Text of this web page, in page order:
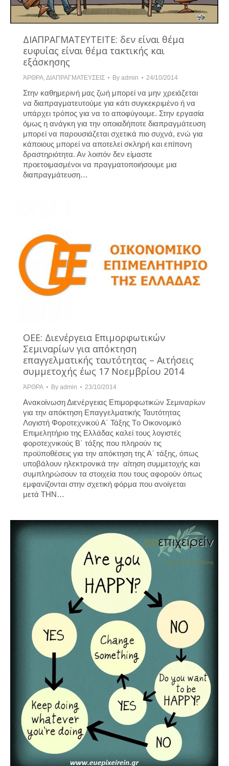
ΔΙΑΠΡΑΓΜΑΤΕΥΤΕΙΤΕ: δεν είναι θέμα
ευφυίας είναι θέμα τακτικής και
εξάσκησης
ΆΡΘΡΑ,ΔΙΑΠΡΑΓΜΑΤΕΥΣΕΙΣ By admin 24/10/2014
Στην καθημερινή μας ζωή μπορεί να μην χρειάζεται
να διαπραγματευτούμε για κάτι συγκεκριμένο ή να
υπάρχει τρόπος για να το αποφύγουμε. Στην εργασία
όμως η ανάγκη για την οποιαδήποτε διαπραγμάτευση
μπορεί να παρουσιάζεται σχετικά πιο συχνά, ενώ για
κάποιους μπορεί να αποτελεί σκληρή και επίπονη
δραστηριότητα. Αν λοιπόν δεν είμαστε
προετοιμασμένοι να πραγματοποιήσουμε μια
διαπραγμάτευση…
ΟΕΕ: Διενέργεια Επιμορφωτικών
Σεμιναρίων για απόκτηση
επαγγελματικής ταυτότητας – Αιτήσεις
συμμετοχής έως 17 Νοεμβρίου 2014
ΆΡΘΡΑ By admin 23/10/2014
Ανακοίνωση Διενέργειας Επιμορφωτικών Σεμιναρίων
για την απόκτηση Επαγγελματικής Ταυτότητας
Λογιστή Φοροτεχνικού Α΄ Τάξης Τo Οικονομικό
Επιμελητήριο της Ελλάδας καλεί τους λογιστές
φοροτεχνικούς Β΄ τάξης που πληρούν τις
προϋποθέσεις για την απόκτηση της Α΄ τάξης, όπως
υποβάλουν ηλεκτρονικά την αίτηση συμμετοχής και
συμπληρώσουν τα στοιχεία που τους αφορούν όπως
εμφανίζονται στην σχετική φόρμα που ανοίγεται
μετά ΤΗΝ…